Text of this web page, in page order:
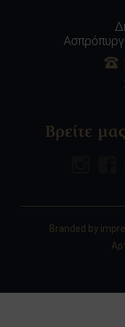
Βρείτε
Branded by